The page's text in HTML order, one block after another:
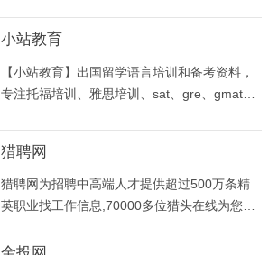
小站教育
【小站教育】出国留学语言培训和备考资料，
专注托福培训、雅思培训、sat、gre、gmat等
学服务平台。
猎聘网
猎聘网为招聘中高端人才提供超过500万条精
英职业找工作信息,70000多位猎头在线为您提
00强企业招聘信息。猎聘网,精英职业发展平